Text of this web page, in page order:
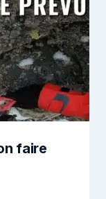
faire